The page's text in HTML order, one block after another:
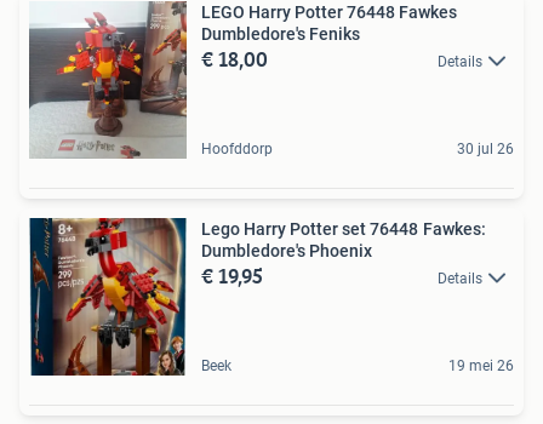
LEGO Harry Potter 76448 Fawkes
Dumbledore's Feniks
€ 18,00 Details
Hoofddorp 30 jul 26
Lego Harry Potter set 76448 Fawkes:
Dumbledore's Phoenix
€ 19,95 Details
Beek 19 mei 26